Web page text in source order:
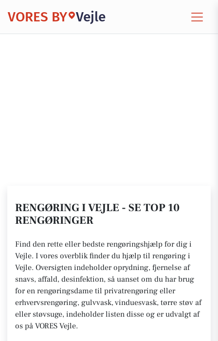
VORES BY Vejle
RENGØRING I VEJLE - SE TOP 10
RENGØRINGER
Find den rette eller bedste rengøringshjælp for dig i
Vejle. I vores overblik finder du hjælp til rengøring i
Vejle. Oversigten indeholder oprydning, fjernelse af
snavs, affald, desinfektion, så uanset om du har brug
for en rengøringsdame til privatrengøring eller
erhvervsrengøring, gulvvask, vinduesvask, tørre støv af
eller støvsuge, indeholder listen disse og er udvalgt af
os på VORES Vejle.